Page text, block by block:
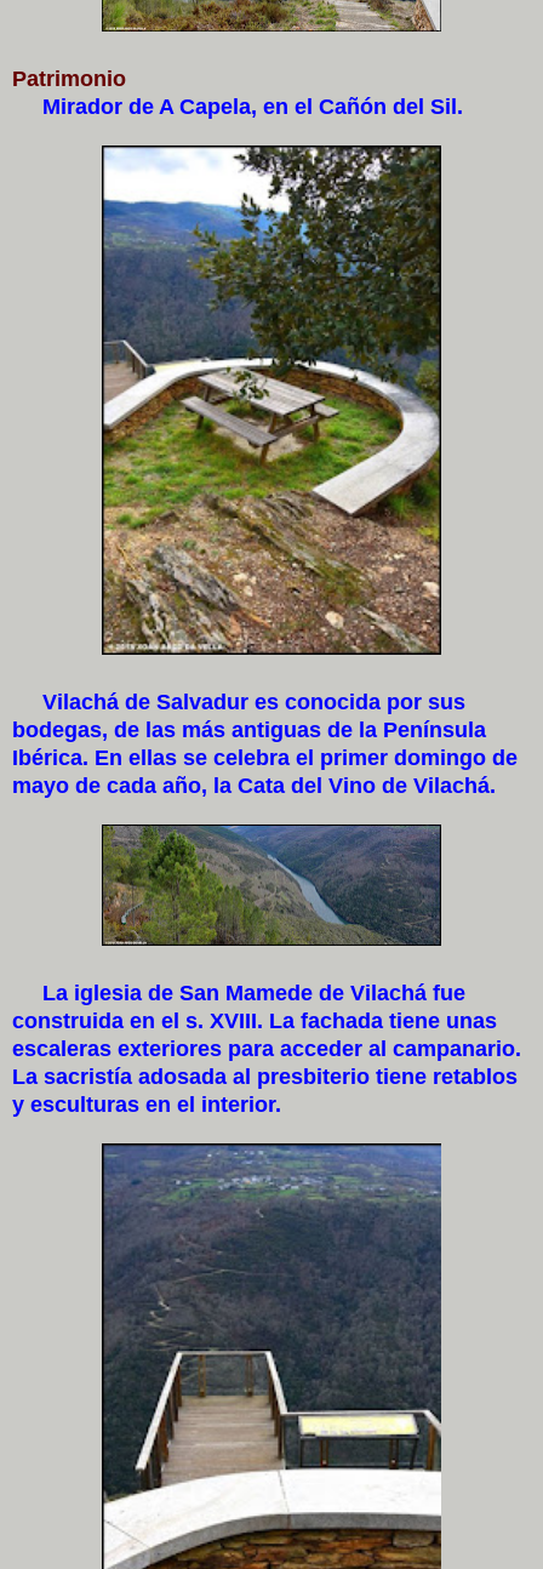
Patrimonio
Mirador de A Capela, en el Cañón del Sil.
Vilachá de Salvadur es conocida por sus
bodegas, de las más antiguas de la Península
Ibérica. En ellas se celebra el primer domingo de
mayo de cada año, la Cata del Vino de Vilachá.
La iglesia de San Mamede de Vilachá fue
construida en el s. XVIII. La fachada tiene unas
escaleras exteriores para acceder al campanario.
La sacristía adosada al presbiterio tiene retablos
y esculturas en el interior.